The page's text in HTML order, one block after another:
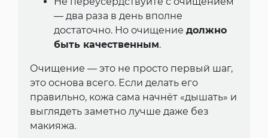
— два раза в день вполне
достаточно. Но очищение должно
быть качественным.
Очищение — это не просто первый шаг,
это основа всего. Если делать его
правильно, кожа сама начнёт «дышать» и
выглядеть заметно лучше даже без
макияжа.